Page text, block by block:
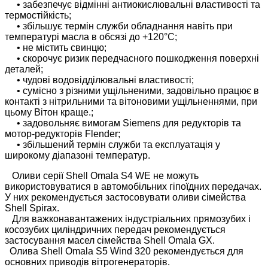
• забезпечує відмінні антиокислювальні властивості та
термостійкість;
• збільшує термін служби обладнання навіть при
температурі масла в обсязі до +120°C;
• не містить свинцю;
• скорочує ризик передчасного пошкодження поверхні
деталей;
• чудові водовідділювальні властивості;
• сумісно з різними ущільненими, задовільно працює в
контакті з нітрильними та вітоновими ущільненнями, при
цьому Вітон краще.;
• задовольняє вимогам Siemens для редукторів та
мотор-редукторів Flender;
• збільшений термін служби та експлуатація у
широкому діапазоні температур.
Оливи серії Shell Omala S4 WE не можуть
використовуватися в автомобільних гіпоїдних передачах.
У них рекомендується застосовувати оливи сімейства
Shell Spirax.
Для важконавантажених індустріальних прямозубих і
косозубих циліндричних передач рекомендується
застосування масел сімейства Shell Omala GX.
Олива Shell Omala S5 Wind 320 рекомендується для
основних приводів вітрогенераторів.